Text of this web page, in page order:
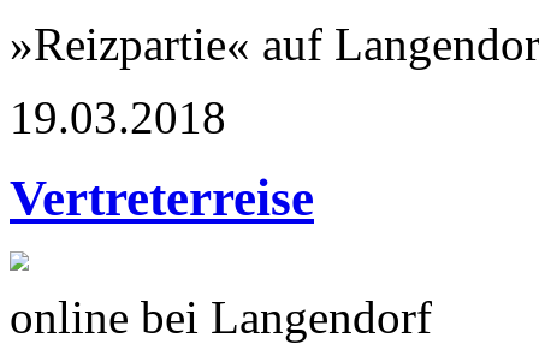
»Reizpartie« auf
19.03.2018
Vertreterreise
online bei Langendorf